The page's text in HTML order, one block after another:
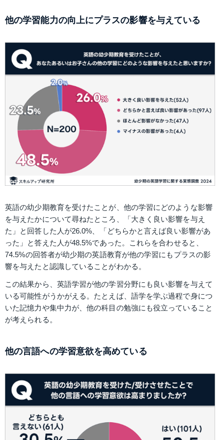
他の学習能力の向上にプラスの影響を与えている
英語の幼少期教育を受けたことが、他の学習にどのような影響
を与えたかについて尋ねたところ、「大きく良い影響を与え
た」と回答した人が26.0%、「どちらかと言えば良い影響があ
った」と答えた人が48.5%であった。これらを合わせると、
74.5%の回答者が幼少期の英語教育が他の学習にもプラスの影
響を与えたと認識していることがわかる。
この結果から、英語学習が他の学習分野にも良い影響を与えて
いる可能性がうかがえる。たとえば、語学を学ぶ過程で身につ
いた記憶力や集中力が、他の科目の勉強にも役立っていること
が考えられる。
他の言語への学習意欲を高めている